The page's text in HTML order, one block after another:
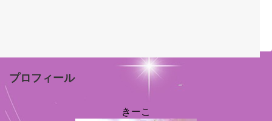
プロフィール
きーこ